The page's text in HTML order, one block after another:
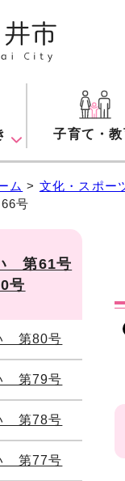
子育て・教
ム > 文化・スポー
号
第61号
号
第80号
第79号
第78号
第77号